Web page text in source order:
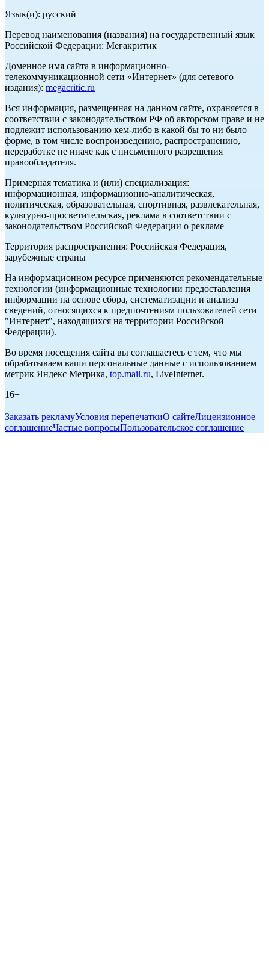
Язык(и): русский
Перевод наименования (названия) на государственный язык
Российской Федерации: Мегакритик
Доменное имя сайта в информационно-
телекоммуникационной сети «Интернет» (для сетевого
издания): megacritic.ru
Вся информация, размещенная на данном сайте, охраняется в
соответствии с законодательством РФ об авторском праве и не
подлежит использованию кем-либо в какой бы то ни было
форме, в том числе воспроизведению, распространению,
переработке не иначе как с письменного разрешения
правообладателя.
Примерная тематика и (или) специализация:
информационная, информационно-аналитическая,
политическая, образовательная, спортивная, развлекательная,
культурно-просветительская, реклама в соответствии с
законодательством Российской Федерации о рекламе
Территория распространения: Российская Федерация,
зарубежные страны
На информационном ресурсе применяются рекомендательные
технологии (информационные технологии предоставления
информации на основе сбора, систематизации и анализа
сведений, относящихся к предпочтениям пользователей сети
"Интернет", находящихся на территории Российской
Федерации).
Во время посещения сайта вы соглашаетесь с тем, что мы
обрабатываем ваши персональные данные с использованием
метрик Яндекс Метрика, top.mail.ru, LiveInternet.
16+
Заказать рекламуУсловия перепечаткиО сайтеЛицензионное
соглашениеЧастые вопросыПользовательское соглашение